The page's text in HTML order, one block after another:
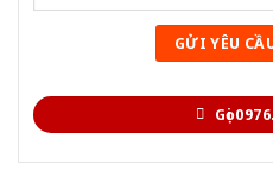
Gọi